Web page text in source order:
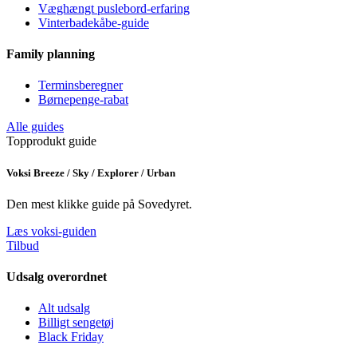
Væghængt puslebord-erfaring
Vinterbadekåbe-guide
Family planning
Terminsberegner
Børnepenge-rabat
Alle guides
Topprodukt guide
Voksi Breeze / Sky / Explorer / Urban
Den mest klikke guide på Sovedyret.
Læs voksi-guiden
Tilbud
Udsalg overordnet
Alt udsalg
Billigt sengetøj
Black Friday